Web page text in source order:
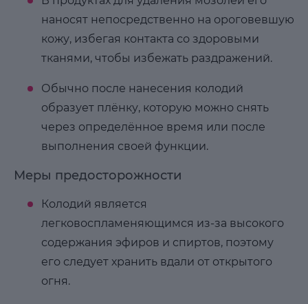
наносят непосредственно на ороговевшую
кожу, избегая контакта со здоровыми
тканями, чтобы избежать раздражений.
Обычно после нанесения колодий
образует плёнку, которую можно снять
через определённое время или после
выполнения своей функции.
Меры предосторожности
Колодий является
легковоспламеняющимся из-за высокого
содержания эфиров и спиртов, поэтому
его следует хранить вдали от открытого
огня.